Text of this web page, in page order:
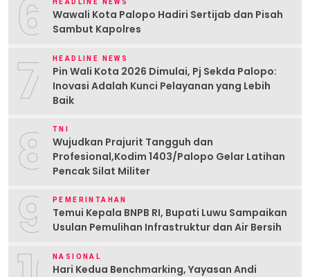
6 HEADLINE NEWS
Wawali Kota Palopo Hadiri Sertijab dan Pisah
Sambut Kapolres
7 HEADLINE NEWS
Pin Wali Kota 2026 Dimulai, Pj Sekda Palopo:
Inovasi Adalah Kunci Pelayanan yang Lebih
Baik
8 TNI
Wujudkan Prajurit Tangguh dan
Profesional,Kodim 1403/Palopo Gelar Latihan
Pencak Silat Militer
9 PEMERINTAHAN
Temui Kepala BNPB RI, Bupati Luwu Sampaikan
Usulan Pemulihan Infrastruktur dan Air Bersih
NASIONAL
Hari Kedua Benchmarking, Yayasan Andi